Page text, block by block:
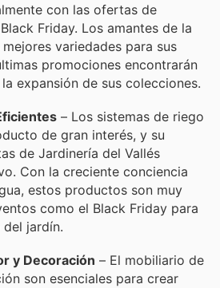
con las ofertas de
Friday. Los amantes de la
variedades para sus
promociones encontrarán
expansión de sus colecciones.
– Los sistemas de riego
de gran interés, y su
de Jardinería del Vallés
Con la creciente conciencia
estos productos son muy
como el Black Friday para
jardín.
y Decoración – El mobiliario de
son esenciales para crear